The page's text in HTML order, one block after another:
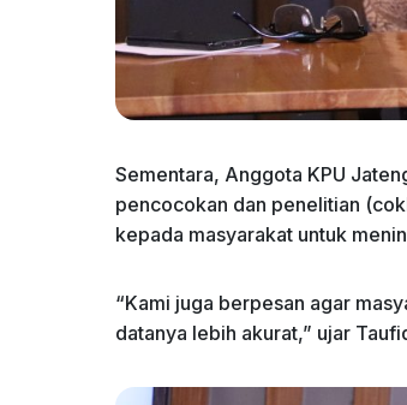
Sementara, Anggota KPU
pencocokan dan penelitian
kepada masyarakat untuk
“Kami juga berpesan agar
datanya lebih akurat,” ujar